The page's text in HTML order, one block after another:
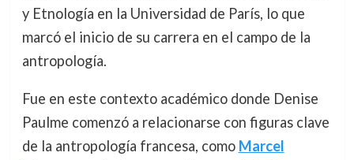
y Etnología en la Universidad de París, lo que
marcó el inicio de su carrera en el campo de la
antropología.
Fue en este contexto académico donde Denise
Paulme comenzó a relacionarse con figuras clave
de la antropología francesa, como Marcel